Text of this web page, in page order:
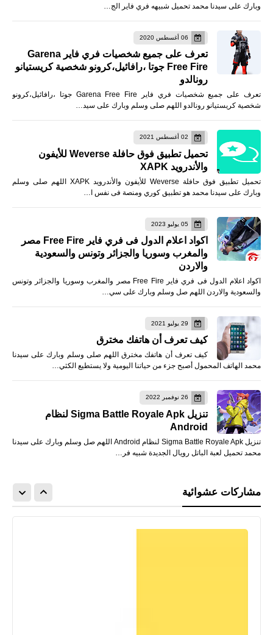
وبارك على سيدنا محمد تحميل شبيهه فري فاير الج…
06 أغسطس 2020
تعرف على جميع شخصيات فري فاير Garena
Free Fire جوتا ،رافائيل،كرونو شخصية كريستيانو
رونالدو
تعرف على جميع شخصيات فري فاير Garena Free Fire جوتا ،رافائيل،كرونو
شخصية كريستيانو رونالدو اللهم صلى وسلم وبارك على سيد…
02 أغسطس 2021
تحميل تطبيق فوق حافلة Weverse للأيفون
والأندرويد XAPK
تحميل تطبيق فوق حافلة Weverse للأيفون والأندرويد XAPK اللهم صلى وسلم
وبارك على سيدنا محمد هو تطبيق كوري ومنصة فى نفس ا…
05 يوليو 2023
اكواد اعلام الدول فى فري فاير Free Fire مصر
والمغرب وسوريا والجزائر وتونس والسعودية
والاردن
اكواد اعلام الدول فى فري فاير Free Fire مصر والمغرب وسوريا والجزائر وتونس
والسعودية والاردن اللهم صل وسلم وبارك على سي…
29 يوليو 2021
كيف تعرف أن هاتفك مخترق
كيف تعرف أن هاتفك مخترق اللهم صلى وسلم وبارك على سيدنا
محمد الهاتف المحمول أصبح جزء من حياتنا اليومية ولا يستطيع الكثي…
26 نوفمبر 2022
تنزيل Sigma Battle Royale Apk لنظام
Android
تنزيل Sigma Battle Royale Apk لنظام Android اللهم صل وسلم وبارك على سيدنا
محمد تحميل لعبة الباتل رويال الجديدة شبيه فر…
مشاركات عشوائية